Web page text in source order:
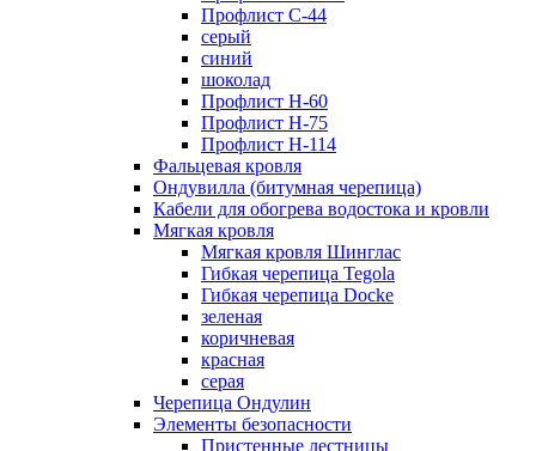
Профлист С-44
серый
синий
шоколад
Профлист Н-60
Профлист Н-75
Профлист H-114
Фальцевая кровля
Ондувилла (битумная черепица)
Кабели для обогрева водостока и кровли
Мягкая кровля
Мягкая кровля Шинглас
Гибкая черепица Tegola
Гибкая черепица Docke
зеленая
коричневая
красная
серая
Черепица Ондулин
Элементы безопасности
Пристенные лестницы